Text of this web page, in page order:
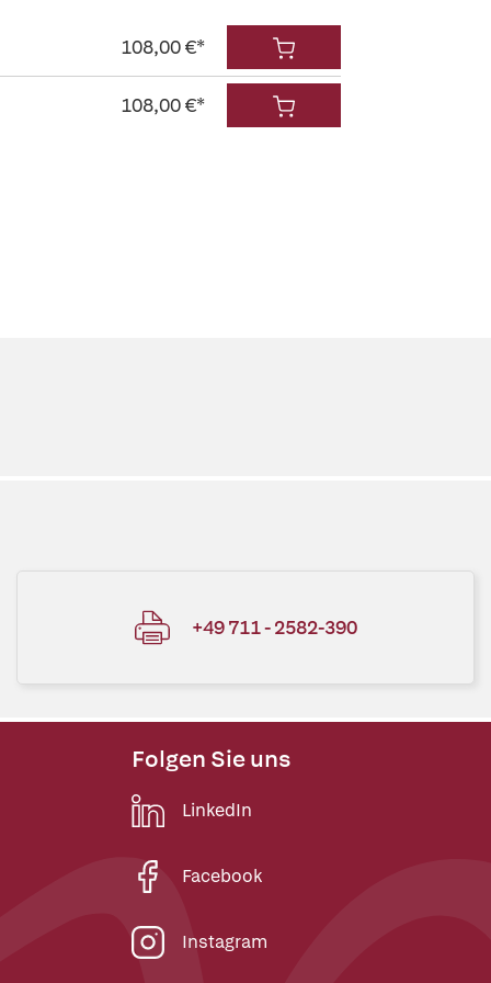
108,00 €*
108,00 €*
+49 711 - 2582-390
Folgen Sie uns
LinkedIn
Facebook
Instagram